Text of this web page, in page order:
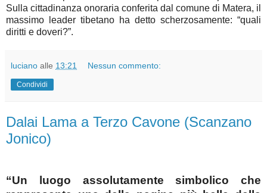
Sulla cittadinanza onoraria conferita dal comune di Matera, il
massimo leader tibetano ha detto scherzosamente: “quali
diritti e doveri?”.
luciano alle 13:21 Nessun commento:
Condividi
Dalai Lama a Terzo Cavone (Scanzano
Jonico)
“Un luogo assolutamente simbolico che